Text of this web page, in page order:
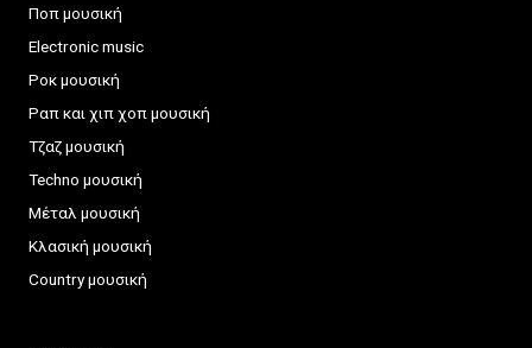
Ποπ μουσική
Electronic music
Ροκ μουσική
Ραπ και χιπ χοπ μουσική
Τζαζ μουσική
Techno μουσική
Μέταλ μουσική
Κλασική μουσική
Country μουσική